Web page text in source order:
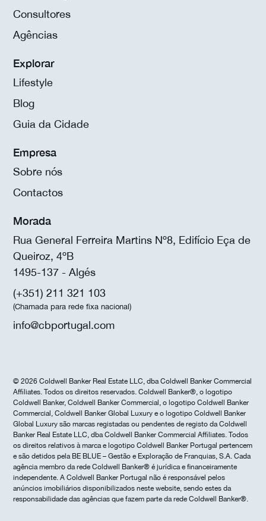
Consultores
Agências
Explorar
Lifestyle
Blog
Guia da Cidade
Empresa
Sobre nós
Contactos
Morada
Rua General Ferreira Martins Nº8, Edifício Eça de
Queiroz, 4ºB
1495-137 - Algés
(+351) 211 321 103
(Chamada para rede fixa nacional)
info@cbportugal.com
© 2026 Coldwell Banker Real Estate LLC, dba Coldwell Banker Commercial
Affiliates. Todos os direitos reservados. Coldwell Banker®, o logotipo
Coldwell Banker, Coldwell Banker Commercial, o logotipo Coldwell Banker
Commercial, Coldwell Banker Global Luxury e o logotipo Coldwell Banker
Global Luxury são marcas registadas ou pendentes de registo da Coldwell
Banker Real Estate LLC, dba Coldwell Banker Commercial Affiliates. Todos
os direitos relativos à marca e logotipo Coldwell Banker Portugal pertencem
e são detidos pela BE BLUE – Gestão e Exploração de Franquias, S.A. Cada
agência membro da rede Coldwell Banker® é jurídica e financeiramente
independente. A Coldwell Banker Portugal não é responsável pelos
anúncios imobiliários disponibilizados neste website, sendo estes da
responsabilidade das agências que fazem parte da rede Coldwell Banker®.